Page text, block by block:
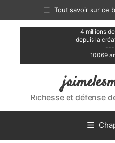
contenu
Tout savoir sur ce
4 millions
depuis la
---
10069
Richesse et défense